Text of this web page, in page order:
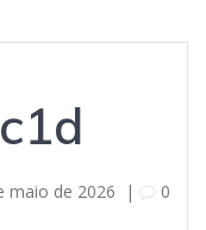
maio de 2026 | 0